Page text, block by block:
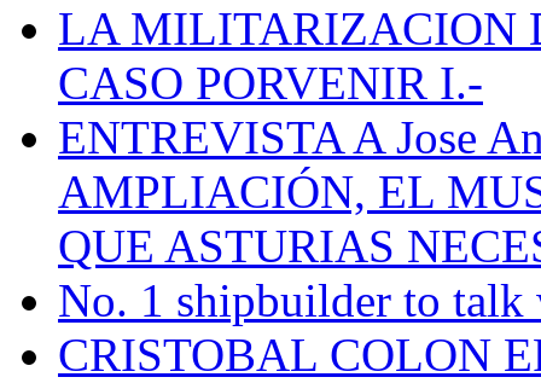
LA MILITARIZACION
CASO PORVENIR I.-
ENTREVISTA A Jose
AMPLIACIÓN, EL
QUE ASTURIAS
No. 1 shipbuilder to talk
CRISTOBAL COLON